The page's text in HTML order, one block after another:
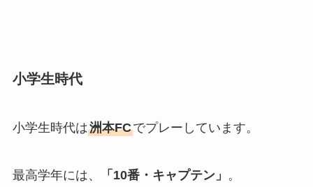
小学生時代
小学生時代は洲本FCでプレーしています。
最高学年には、 「10番・キャプテン」 。